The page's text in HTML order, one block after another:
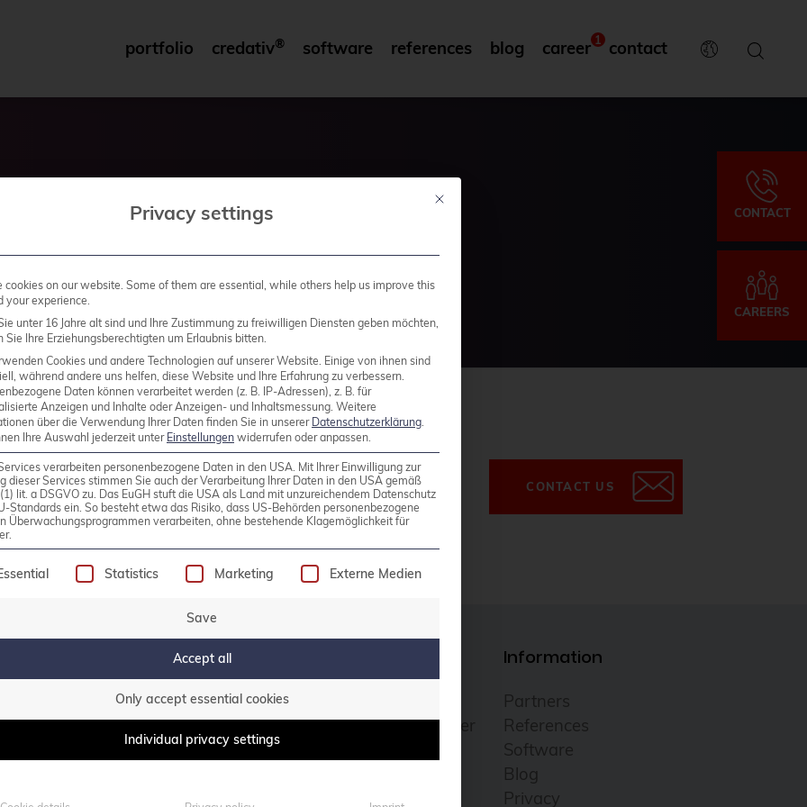
portfolio credativ® software references blog career 1 contact
credativ® CONTACT
CAREERS
Do you have any questions?
0800 credati(v)
+49 2161 9174200
Write e-mail
CONTACT US
and
Support
Open Source Support Center
PostgreSQL® Competence Center
Support model
24×7 support
Information
Partners
References
Software
Blog
Privacy
Mit diesem Button wird der Dialog geschlossen. Seine Funktionalität ist
Privacy settings
cookies on our website. Some of them are essential, while others help us improve this
your experience.
unter 16 Jahre alt sind und Ihre Zustimmung zu freiwilligen Diensten geben möchten,
Sie Ihre Erziehungsberechtigten um Erlaubnis bitten.
Cookies und andere Technologien auf unserer Website. Einige von ihnen sind
während andere uns helfen, diese Website und Ihre Erfahrung zu verbessern.
Daten können verarbeitet werden (z. B. IP-Adressen), z. B. für
Anzeigen und Inhalte oder Anzeigen- und Inhaltsmessung. Weitere
über die Verwendung Ihrer Daten finden Sie in unserer Datenschutzerklärung
Ihre Auswahl jederzeit unter Einstellungen widerrufen oder anpassen.
verarbeiten personenbezogene Daten in den USA. Mit Ihrer Einwilligung zur
dieser Services stimmen Sie auch der Verarbeitung Ihrer Daten in den USA gemäß
lit. a DSGVO zu. Das EuGH stuft die USA als Land mit unzureichendem Datenschutz
Standards ein. So besteht etwa das Risiko, dass US-Behörden personenbezogene
Überwachungsprogrammen verarbeiten, ohne bestehende Klagemöglichkeit für
is a list of service groups for which consent can be given. The first service group is essential
Statistics Marketing Externe Medien
Save
Accept all
Only accept essential cookies
Individual privacy settings